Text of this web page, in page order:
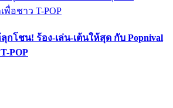
กโชน! ร้อง-เล่น-เต้นให้สุด กับ Popnival
POP